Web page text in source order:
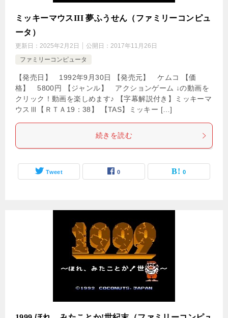
ミッキーマウスIII 夢ふうせん（ファミリーコンピュ
ータ）
更新日： 2025年2月2日 公開日： 2017年11月26日
ファミリーコンピュータ
【発売日】 1992年9月30日 【発売元】 ケムコ 【価
格】 5800円 【ジャンル】 アクションゲーム ↓の動画を
クリック！動画を楽しめます♪ 【字幕解説付き】ミッキーマ
ウスⅢ【ＲＴＡ19：38】 【TAS】ミッキー […]
続きを読む
Tweet 0 0